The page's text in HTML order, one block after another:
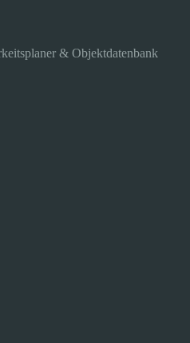
& Objektdatenbank